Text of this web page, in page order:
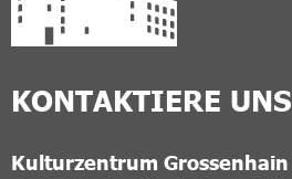
KONTAKTIERE UNS
Kulturzentrum Grossenhain